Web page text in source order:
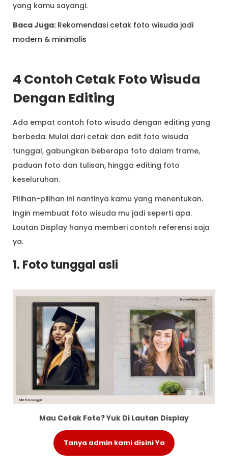
yang kamu sayangi.
Baca Juga: Rekomendasi cetak foto wisuda jadi
modern & minimalis
4 Contoh Cetak Foto Wisuda
Dengan Editing
Ada empat contoh foto wisuda dengan editing yang
berbeda. Mulai dari cetak dan edit foto wisuda
tunggal, gabungkan beberapa foto dalam frame,
paduan foto dan tulisan, hingga editing foto
keseluruhan.
Pilihan-pilihan ini nantinya kamu yang menentukan.
Ingin membuat foto wisuda mu jadi seperti apa.
Lautan Display hanya memberi contoh referensi saja
ya.
1. Foto tunggal asli
Mau Cetak Foto? Yuk Di Lautan Display
Tanya admin kami disini Ya